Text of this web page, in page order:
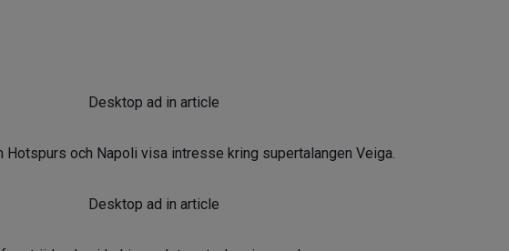
Desktop ad in article
Hotspurs och Napoli visa intresse kring supertalangen Veiga.
Desktop ad in article